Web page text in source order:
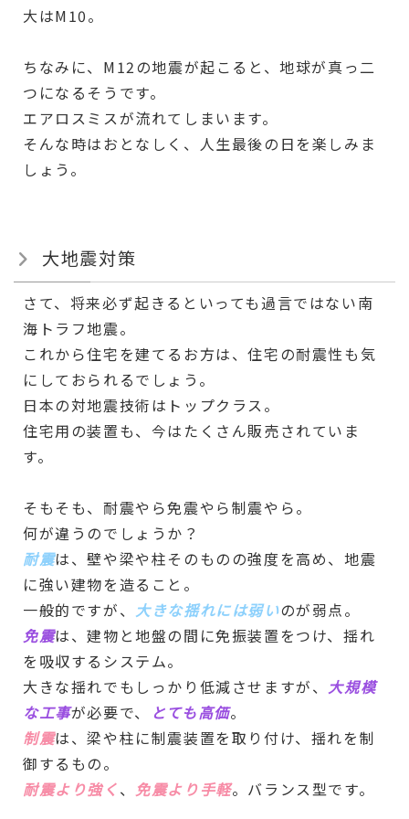
大はM10。
ちなみに、M12の地震が起こると、地球が真っ二
つになるそうです。
エアロスミスが流れてしまいます。
そんな時はおとなしく、人生最後の日を楽しみま
しょう。
大地震対策
さて、将来必ず起きるといっても過言ではない南
海トラフ地震。
これから住宅を建てるお方は、住宅の耐震性も気
にしておられるでしょう。
日本の対地震技術はトップクラス。
住宅用の装置も、今はたくさん販売されていま
す。
そもそも、耐震やら免震やら制震やら。
何が違うのでしょうか？
耐震は、壁や梁や柱そのものの強度を高め、地震
に強い建物を造ること。
一般的ですが、 大きな揺れには弱いのが弱点。
免震は、建物と地盤の間に免振装置をつけ、揺れ
を吸収するシステム。
大きな揺れでもしっかり低減させますが、大規模
な工事が必要で、 とても高価。
制震は、梁や柱に制震装置を取り付け、揺れを制
御するもの。
耐震より強く、免震より手軽。バランス型です。